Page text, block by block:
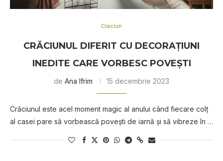
Craciun
CRĂCIUNUL DIFERIT CU DECORAȚIUNI
INEDITE CARE VORBESC POVEȘTI
de Ana Ifrim 15 decembrie 2023
Crăciunul este acel moment magic al anului când fiecare colț
al casei pare să vorbească povești de iarnă și să vibreze în …